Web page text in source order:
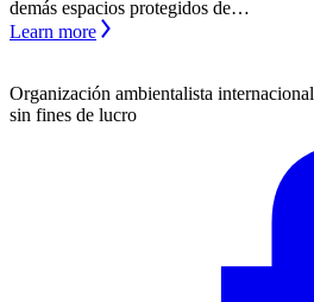
demás espacios protegidos de…
Learn more
Organización ambientalista internacional
sin fines de lucro